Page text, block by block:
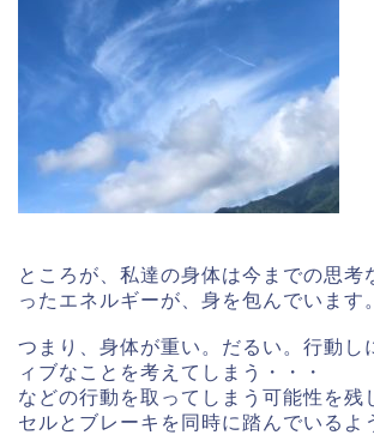
ところが、私達の身体は今までの思考
ったエネルギーが、身を包んでいます。
つまり、身体が重い。だるい。行動し
ィブなことを考えてしまう・・・
などの行動を取ってしまう可能性を残
セルとブレーキを同時に踏んでいるよ